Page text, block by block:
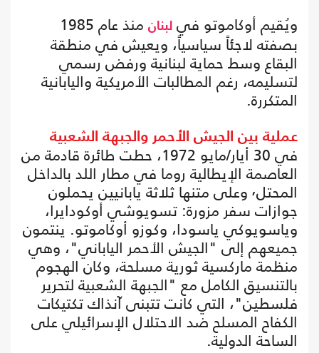
ويُقيم أوكاموتو في لبنان
منذ عام 1985
بصفته لاجئاً سياسياً، ويعيش في منطقة
البقاع وسط حماية لبنانية ورفض رسمي
لتسليمه، رغم المطالبات الأمريكية واليابانية
المتكررة.
عملية بين الجيش الأحمر والجبهة الشعبية
في 30 أيار/مايو 1972، حطت طائرة قادمة من
العاصمة الإيطالية روما في مطار اللد بالداخل
المحتل٬ وعلى متنها ثلاثة يابانيين يحملون
جوازات سفر مزورة: تسويوشي أوكودايرا،
وياسويوكي ياسودا، وكوزو أوكاموتو. ينتمون
جميعهم إلى "الجيش الأحمر الياباني"، وهي
منظمة ماركسية ثورية مسلحة، وكان الهجوم
بالتنسيق الكامل مع "الجبهة الشعبية لتحرير
فلسطين"، التي كانت تتبنى آنذاك تكتيكات
الكفاح المسلح ضد الاحتلال الإسرائيلي على
الساحة الدولية.